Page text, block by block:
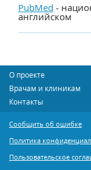
PubMed -
английском
О проекте
Врачам и клиникам
Контакты
Сообщить об ошибке
Политика
Пользовательское